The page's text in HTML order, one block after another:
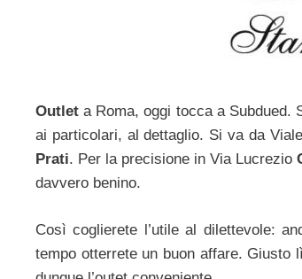
Outlet a Roma, oggi tocca a Subdued.
ai particolari, al dettaglio. Si va da
Prati. Per la precisione in Via Lucrezio
davvero benino.
Così coglierete l’utile al dilettevole:
tempo otterrete un buon affare. Giusto